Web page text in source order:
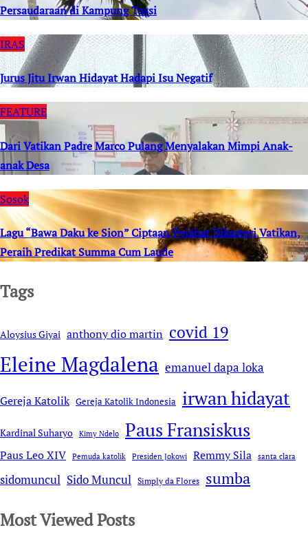
Persaudaraan di Kampung Tossi
IRAS
Jurus Jitu Irwan Hidayat Hadapi Isu Negatif
FEATURE
Dari Vatikan Padre Marco Pulang Menyalakan Mimpi Anak-
anak Desa
Sosok
Lagu “Bawa Daku ke Sion” Ciptaan Pejabat Dikasteri Vatikan,
Peraih Predikat Summa Cum Laude
Tags
Aloysius Giyai anthony dio martin covid 19
Eleine Magdalena emanuel dapa loka
Gereja Katolik Gereja Katolik Indonesia irwan hidayat
Kardinal Suharyo Kimy Ndelo Paus Fransiskus
Paus Leo XIV Pemuda katolik Presiden Jokowi Remmy Sila santa clara
sidomuncul Sido Muncul Simply da Flores sumba
Most Viewed Posts